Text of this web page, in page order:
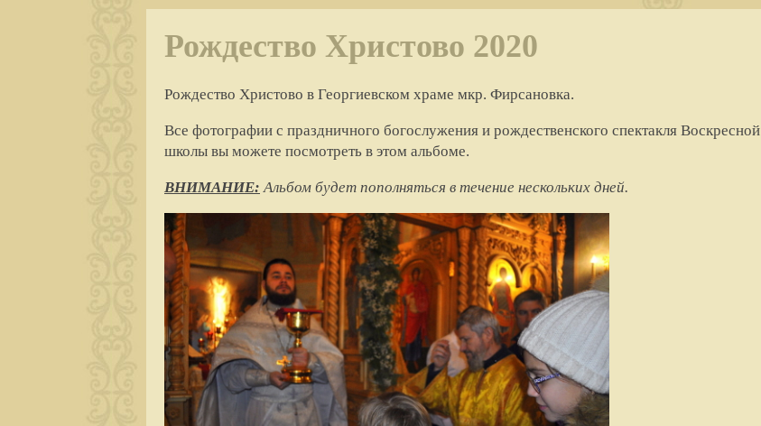
Рождество Христово 2020
Рождество Христово в Георгиевском храме мкр. Фирсановка.
Все фотографии с праздничного богослужения и рождественского спектакля Воскресной
школы вы можете посмотреть в этом альбоме.
ВНИМАНИЕ: Альбом будет пополняться в течение нескольких дней.